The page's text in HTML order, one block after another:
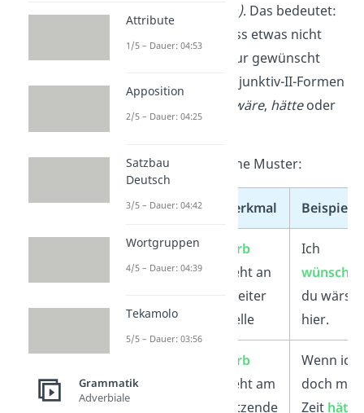
(Möglichkeitsform). Das bedeutet:
Das Verb zeigt, dass etwas nicht
real ist, sondern nur gewünscht
wird. Typische Konjunktiv-II-Formen
wäre, hätteoder
Es gibt zwei typische Muster:
Muster Merkmal
Ohne
Einleitung
Verb
steht an
zweiter
Stelle
Ich
wünschte
du wärst
hier.
mit
Verb
steht am
Satzende
Wenn ich
doch
Zeit hätte
Attribute
1/5 – Dauer: 04:53
Apposition
2/5 – Dauer: 04:25
Satzbau
Deutsch
3/5 – Dauer: 04:42
Wortgruppen
4/5 – Dauer: 04:39
Tekamolo
5/5 – Dauer: 03:56
Grammatik
Adverbiale